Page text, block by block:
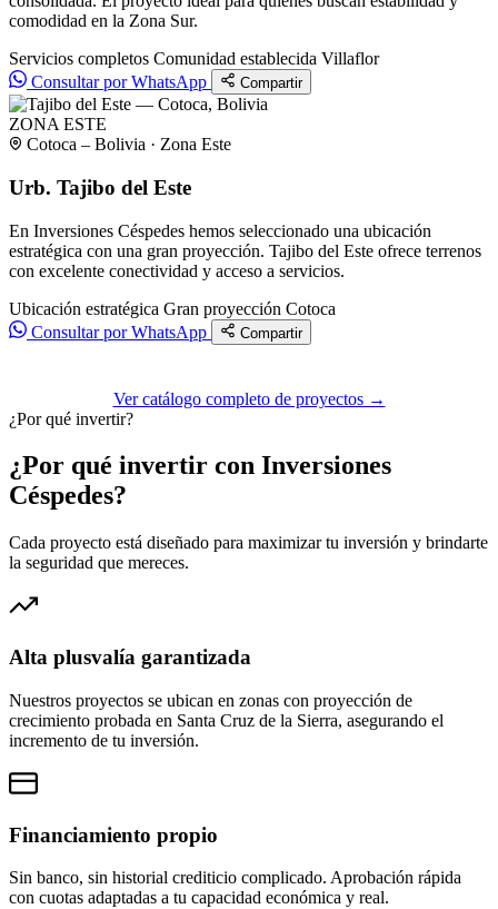
comodidad en la Zona Sur.
Servicios completos Comunidad establecida Villaflor
Consultar por WhatsApp
Compartir
ZONA ESTE
Cotoca – Bolivia · Zona Este
Urb. Tajibo del Este
En Inversiones Céspedes hemos seleccionado una ubicación
estratégica con una gran proyección. Tajibo del Este ofrece terrenos
con excelente conectividad y acceso a servicios.
Ubicación estratégica Gran proyección Cotoca
Consultar por WhatsApp
Compartir
Ver catálogo completo de proyectos →
¿Por qué invertir?
¿Por qué invertir con Inversiones
Céspedes?
Cada proyecto está diseñado para maximizar tu inversión y brindarte
la seguridad que mereces.
Alta plusvalía garantizada
Nuestros proyectos se ubican en zonas con proyección de
crecimiento probada en Santa Cruz de la Sierra, asegurando el
incremento de tu inversión.
Financiamiento propio
Sin banco, sin historial crediticio complicado. Aprobación rápida
con cuotas adaptadas a tu capacidad económica y real.